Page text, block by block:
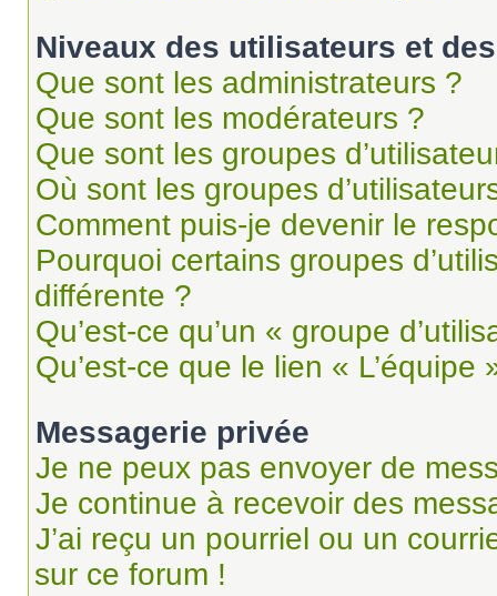
Niveaux des utilisateurs et
Que sont les administrateurs ?
Que sont les modérateurs ?
Que sont les groupes
Où sont les groupes
Comment puis-je devenir le
Pourquoi certains groupes
différente ?
Qu’est-ce qu’un « groupe
Qu’est-ce que le lien « L’équipe
Messagerie privée
Je ne peux pas envoyer de
Je continue à recevoir des
J’ai reçu un pourriel ou un
sur ce forum !